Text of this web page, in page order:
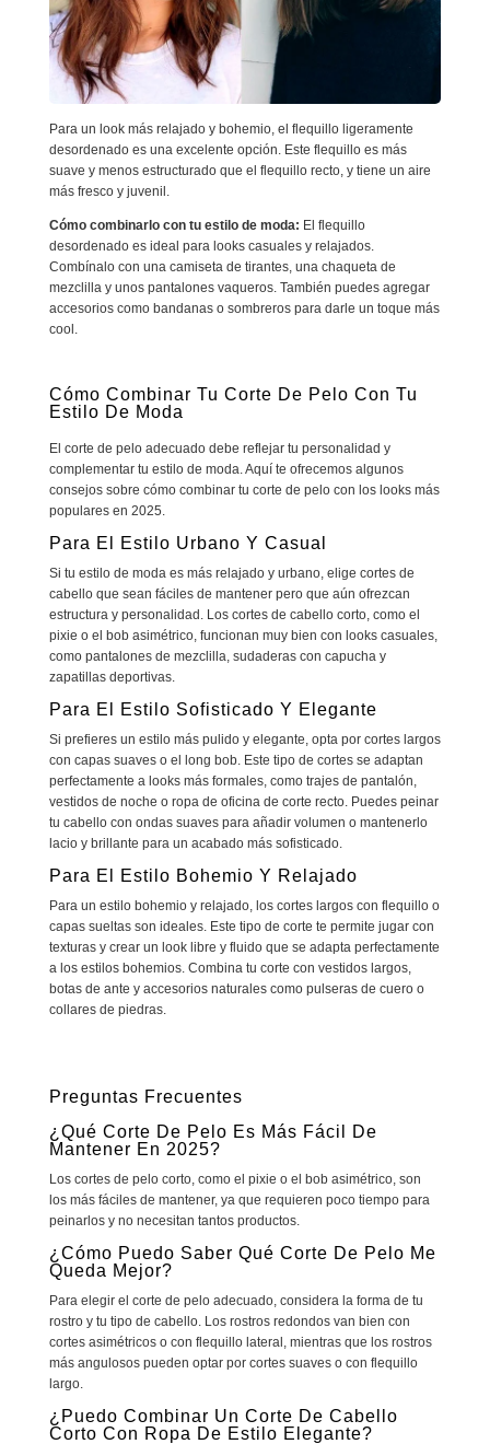
Para un look más relajado y bohemio, el flequillo ligeramente
desordenado es una excelente opción. Este flequillo es más
suave y menos estructurado que el flequillo recto, y tiene un aire
más fresco y juvenil.
Cómo combinarlo con tu estilo de moda: El flequillo
desordenado es ideal para looks casuales y relajados.
Combínalo con una camiseta de tirantes, una chaqueta de
mezclilla y unos pantalones vaqueros. También puedes agregar
accesorios como bandanas o sombreros para darle un toque más
cool.
Cómo Combinar Tu Corte De Pelo Con Tu
Estilo De Moda
El corte de pelo adecuado debe reflejar tu personalidad y
complementar tu estilo de moda. Aquí te ofrecemos algunos
consejos sobre cómo combinar tu corte de pelo con los looks más
populares en 2025.
Para El Estilo Urbano Y Casual
Si tu estilo de moda es más relajado y urbano, elige cortes de
cabello que sean fáciles de mantener pero que aún ofrezcan
estructura y personalidad. Los cortes de cabello corto, como el
pixie o el bob asimétrico, funcionan muy bien con looks casuales,
como pantalones de mezclilla, sudaderas con capucha y
zapatillas deportivas.
Para El Estilo Sofisticado Y Elegante
Si prefieres un estilo más pulido y elegante, opta por cortes largos
con capas suaves o el long bob. Este tipo de cortes se adaptan
perfectamente a looks más formales, como trajes de pantalón,
vestidos de noche o ropa de oficina de corte recto. Puedes peinar
tu cabello con ondas suaves para añadir volumen o mantenerlo
lacio y brillante para un acabado más sofisticado.
Para El Estilo Bohemio Y Relajado
Para un estilo bohemio y relajado, los cortes largos con flequillo o
capas sueltas son ideales. Este tipo de corte te permite jugar con
texturas y crear un look libre y fluido que se adapta perfectamente
a los estilos bohemios. Combina tu corte con vestidos largos,
botas de ante y accesorios naturales como pulseras de cuero o
collares de piedras.
Preguntas Frecuentes
¿Qué Corte De Pelo Es Más Fácil De
Mantener En 2025?
Los cortes de pelo corto, como el pixie o el bob asimétrico, son
los más fáciles de mantener, ya que requieren poco tiempo para
peinarlos y no necesitan tantos productos.
¿Cómo Puedo Saber Qué Corte De Pelo Me
Queda Mejor?
Para elegir el corte de pelo adecuado, considera la forma de tu
rostro y tu tipo de cabello. Los rostros redondos van bien con
cortes asimétricos o con flequillo lateral, mientras que los rostros
más angulosos pueden optar por cortes suaves o con flequillo
largo.
¿Puedo Combinar Un Corte De Cabello
Corto Con Ropa De Estilo Elegante?